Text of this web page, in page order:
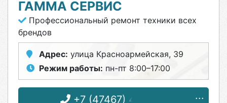
ГАММА СЕРВИС
Профессиональный ремонт техники всех
брендов
Адрес: улица Красноармейская, 39
Режим работы: пн-пт 8:00–17:00
+7 (47467) 4-87-31